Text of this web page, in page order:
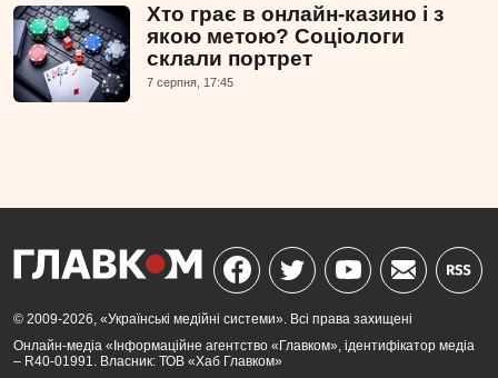
Хто грає в онлайн-казино і з
якою метою? Соціологи
склали портрет
7 серпня, 17:45
© 2009-2026, «Українські медійні системи». Всі права захищені
Онлайн-медіа «Інформаційне агентство «Главком», ідентифікатор медіа
– R40-01991. Власник: ТОВ «Хаб Главком»